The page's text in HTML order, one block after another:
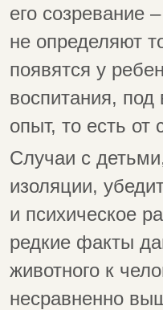
его созревание
не определяют
появятся у
воспитания,
опыт, то есть от
Случаи с
изоляции,
и психическое
редкие факты
животного к
несравненно